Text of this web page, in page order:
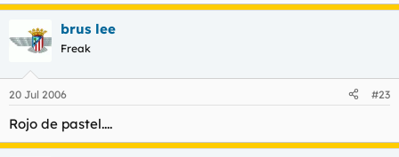
brus lee
Freak
20 Jul 2006 #23
Rojo de pastel....